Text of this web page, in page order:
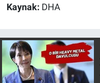
Kaynak: DHA